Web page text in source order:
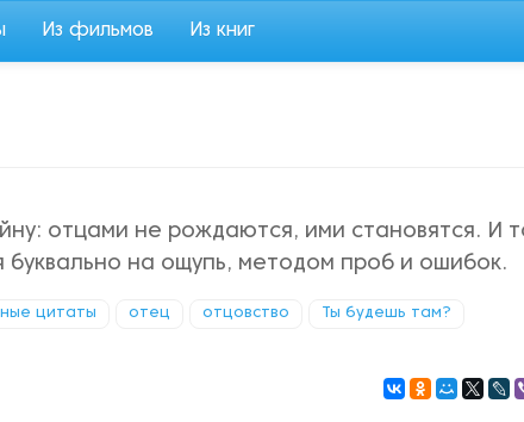
Из фильмов Из книг
отцами не рождаются, ими становятся. И
буквально на ощупь, методом проб и ошибок.
цитаты отец отцовство Ты будешь там?